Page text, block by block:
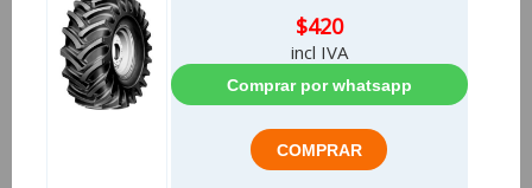
$420
incl IVA